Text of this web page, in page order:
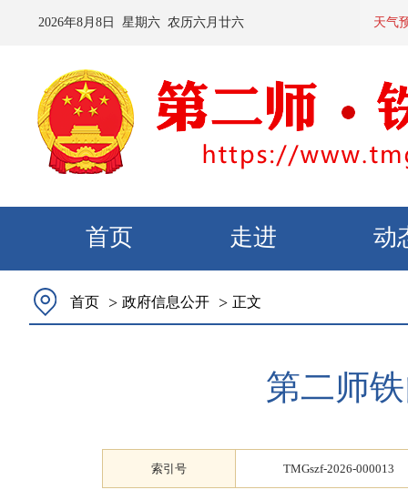
2026年8月 8 日 星期六 农历六月廿六 天气
预计：
首页 走进 动
首页 > 政府信息公开 > 正文
第二师
索引号 TMGszf-2026-000013